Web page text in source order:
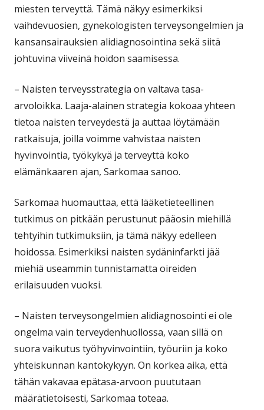
miesten terveyttä. Tämä näkyy esimerkiksi
vaihdevuosien, gynekologisten terveysongelmien ja
kansansairauksien alidiagnosointina sekä siitä
johtuvina viiveinä hoidon saamisessa.
– Naisten terveysstrategia on valtava tasa-
arvoloikka. Laaja-alainen strategia kokoaa yhteen
tietoa naisten terveydestä ja auttaa löytämään
ratkaisuja, joilla voimme vahvistaa naisten
hyvinvointia, työkykyä ja terveyttä koko
elämänkaaren ajan, Sarkomaa sanoo.
Sarkomaa huomauttaa, että lääketieteellinen
tutkimus on pitkään perustunut pääosin miehillä
tehtyihin tutkimuksiin, ja tämä näkyy edelleen
hoidossa. Esimerkiksi naisten sydäninfarkti jää
miehiä useammin tunnistamatta oireiden
erilaisuuden vuoksi.
– Naisten terveysongelmien alidiagnosointi ei ole
ongelma vain terveydenhuollossa, vaan sillä on
suora vaikutus työhyvinvointiin, työuriin ja koko
yhteiskunnan kantokykyyn. On korkea aika, että
tähän vakavaa epätasa-arvoon puututaan
määrätietoisesti, Sarkomaa toteaa.